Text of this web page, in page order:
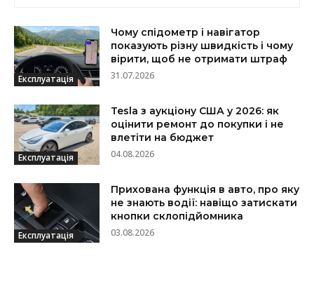
Експлуатація
Чому спідометр і навігатор
показують різну швидкість і чому
вірити, щоб не отримати штраф
31.07.2026
Експлуатація
Tesla з аукціону США у 2026: як
оцінити ремонт до покупки і не
влетіти на бюджет
04.08.2026
Експлуатація
Прихована функція в авто, про яку
не знають водії: навіщо затискати
кнопки склопідйомника
03.08.2026